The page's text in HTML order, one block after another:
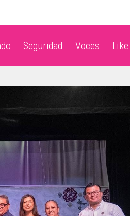
Seguridad Voces Like